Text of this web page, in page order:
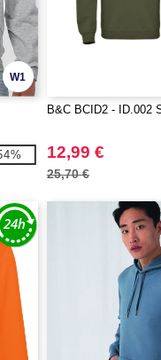
W1
B&C BCID2 - ID.002
12,99 €
25,70 €